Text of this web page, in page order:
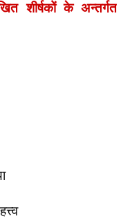
शीर्षकों के अन्तर्गत